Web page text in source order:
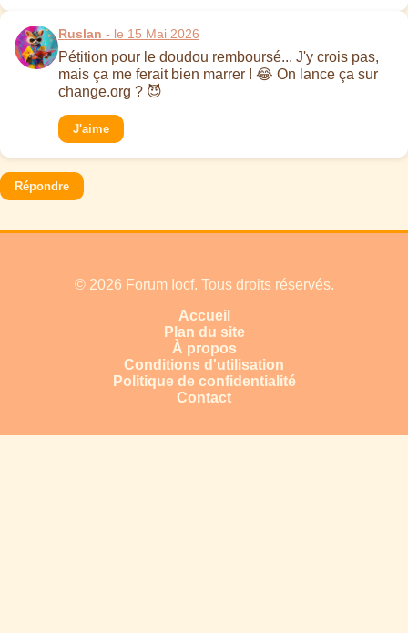
Ruslan - le 15 Mai 2026
Pétition pour le doudou remboursé... J'y crois pas,
mais ça me ferait bien marrer ! 😂 On lance ça sur
change.org ? 😈
J'aime
Répondre
© 2026 Forum Iocf. Tous droits réservés.
Accueil
Plan du site
À propos
Conditions d'utilisation
Politique de confidentialité
Contact